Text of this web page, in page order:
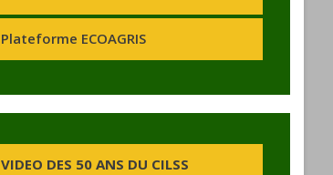
Plateforme ECOAGRIS
VIDEO DES 50 ANS DU CILSS